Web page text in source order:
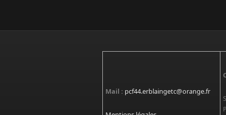
Mail : pcf44.erblaingetc@orange.fr